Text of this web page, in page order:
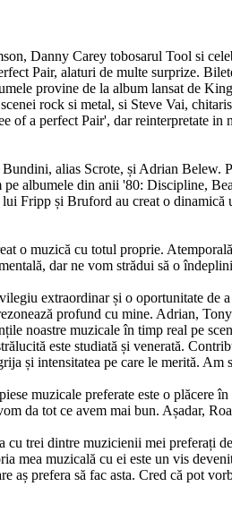
Danny Carey tobosarul Tool si
Pair, alaturi de multe surprize.
provine de la album lansat de
rock si metal, si Steve Vai,
a perfect Pair', dar reinterpretate
alias Scrote, și Adrian
albumele din anii '80: Discipline,
Fripp și Bruford au creat o
muzică cu totul proprie.
dar ne vom strădui să o
extraordinar și o oportunitate
profund cu mine. Adrian,
noastre muzicale în timp real pe
este studiată și venerată.
și intensitatea pe care le merită. Am
muzicale preferate este o plăcere
da tot ce avem mai bun. Așadar,
trei dintre muzicienii mei preferați
mea muzicală cu ei este un vis
prefera să fac asta. Cred că pot